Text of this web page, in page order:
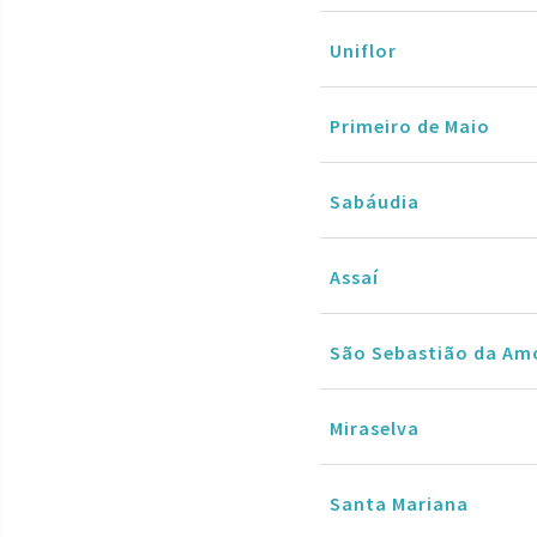
Uniflor
Primeiro de Maio
Sabáudia
Assaí
São Sebastião da
Miraselva
Santa Mariana